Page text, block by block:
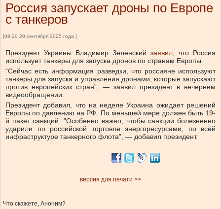
Россия запускает дроны по Европе
с танкеров
[08:20 29 сентября 2025 года ]
Президент Украины Владимир Зеленский заявил, что Россия
использует танкеры для запуска дронов по странам Европы.
“Сейчас есть информация разведки, что россияне используют
танкеры для запуска и управления дронами, которые запускают
против европейских стран”, — заявил президент в вечернем
видеообращении.
Президент добавил, что на неделе Украина ожидает решений
Европы по давлению на РФ. По меньшей мере должен быть 19-
й пакет санкций. ”Особенно важно, чтобы санкции болезненно
ударили по российской торговле энергоресурсами, по всей
инфраструктуре танкерного флота”, — добавил президент.
версия для печати >>
Что скажете, Аноним?